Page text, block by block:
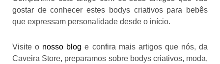
gostar de conhecer estes bodys criativos para bebês
que expressam personalidade desde o início.
Visite o nosso blog e confira mais artigos que nós, da
Caveira Store, preparamos sobre bodys criativos, moda,